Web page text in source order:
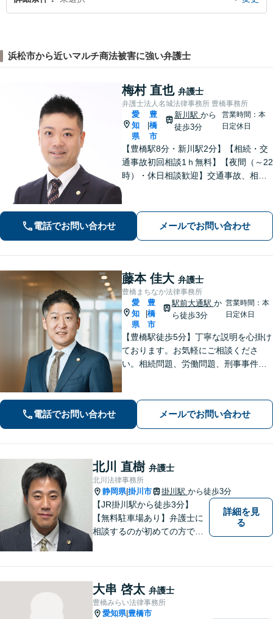
浜松市から近いマルチ商法被害に強い弁護士
梅村 直也 弁護士
弁護士法人名城法律事務所 豊橋事務所
愛
知
県
豊
橋
市
新川駅から
徒歩3分
営業時間：本
日定休日
【豊橋駅8分・新川駅2分】【相続・交
通事故初回相談1ｈ無料】【夜間（～22
時）・休日相談歓迎】交通事故、相
誠心誠意取り組みます。少しでもお悩
みがあれば、お気軽にご相談くださ
い。
電話でお問い合わせ メールでお問い合わせ
藤本 佳大 弁護士
豊橋まちなか法律事務所
愛
知
県
|
豊
橋
市
駅前大通駅 か
ら徒歩3分
営業時間：本
日定休日
【豊橋駅徒歩5分】丁寧な説明を心掛け
ております。お気軽にご相談くださ
い。相続問題、労働問題、刑事事件そ
電話でお問い合わせ メールでお問い合わせ
北川 直樹 弁護士
北川法律事務所
静岡県|掛川市 掛川駅 から徒歩3分
【JR掛川駅から徒歩3分】
【無料駐車場あり】弁護士に
相談するのが初めての方でも
には、可能な限り早く解決に
至るよう迅速に対応いたしま
す。まずはお気軽にご相談く
詳細を見
る
大串 啓太 弁護士
豊橋みらい法律事務所
愛知県| 豊橋市